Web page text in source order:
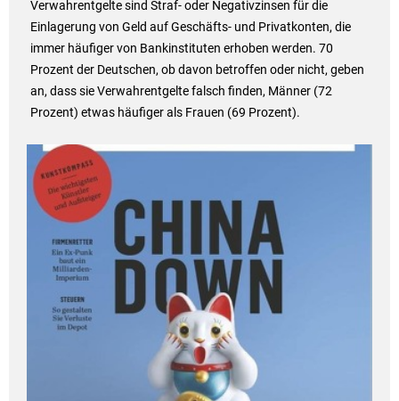
Verwahrentgelte sind Straf- oder Negativzinsen für die
Einlagerung von Geld auf Geschäfts- und Privatkonten, die
immer häufiger von Bankinstituten erhoben werden. 70
Prozent der Deutschen, ob davon betroffen oder nicht, geben
an, dass sie Verwahrentgelte falsch finden, Männer (72
Prozent) etwas häufiger als Frauen (69 Prozent).